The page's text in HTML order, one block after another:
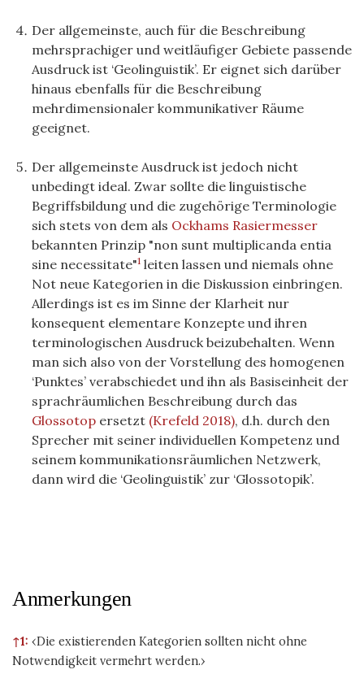
Der allgemeinste, auch für die Beschreibung
mehrsprachiger und weitläufiger Gebiete passende
Ausdruck ist ‘Geolinguistik’. Er eignet sich darüber
hinaus ebenfalls für die Beschreibung
mehrdimensionaler kommunikativer Räume
geeignet.
Der allgemeinste Ausdruck ist jedoch nicht
unbedingt ideal. Zwar sollte die linguistische
Begriffsbildung und die zugehörige Terminologie
sich stets von dem als Ockhams Rasiermesser
bekannten Prinzip "non sunt multiplicanda entia
sine necessitate"1 leiten lassen und niemals ohne
Not neue Kategorien in die Diskussion einbringen.
Allerdings ist es im Sinne der Klarheit nur
konsequent elementare Konzepte und ihren
terminologischen Ausdruck beizubehalten. Wenn
man sich also von der Vorstellung des homogenen
‘Punktes’ verabschiedet und ihn als Basiseinheit der
sprachräumlichen Beschreibung durch das
Glossotop ersetzt (Krefeld 2018), d.h. durch den
Sprecher mit seiner individuellen Kompetenz und
seinem kommunikationsräumlichen Netzwerk,
dann wird die ‘Geolinguistik’ zur ‘Glossotopik’.
Anmerkungen
↑1: ‹Die existierenden Kategorien sollten nicht ohne
Notwendigkeit vermehrt werden.›